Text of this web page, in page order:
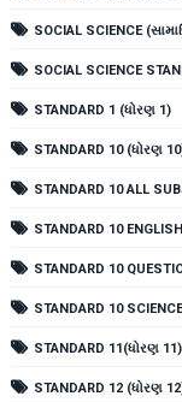
SOCIAL SCIENCE
SOCIAL SCIENCE
STANDARD 1 (ધોરણ 1)
STANDARD 10 (ધોરણ
STANDARD 10 ALL
STANDARD 10
STANDARD 10
STANDARD 10
STANDARD 11(ધોરણ 11)
STANDARD 12 (ધોરણ